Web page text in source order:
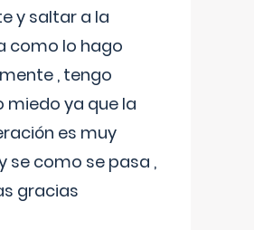
y saltar a la
como lo hago
, tengo
miedo ya que la
es muy
se como se pasa ,
gracias